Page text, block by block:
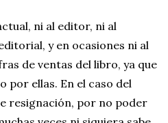
ni al editor, ni al
y en ocasiones ni al
de ventas del libro, ya que
por ellas. En el caso del
resignación, por no poder